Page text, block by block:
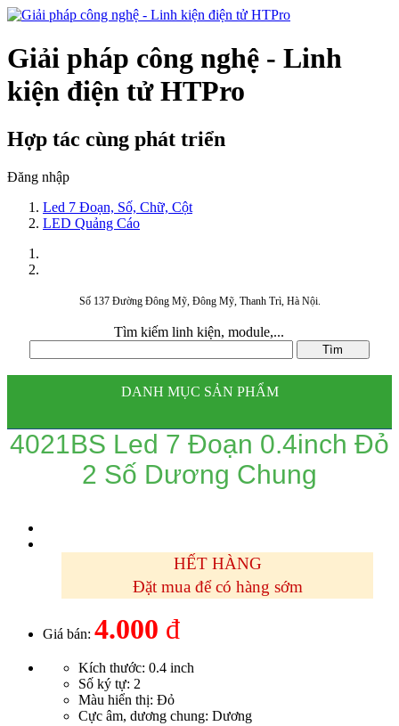
Giải pháp công nghệ - Linh
kiện điện tử HTPro
Hợp tác cùng phát triển
Đăng nhập
Led 7 Đoạn, Số, Chữ, Cột
LED Quảng Cáo
Số 137 Đường Đông Mỹ, Đông Mỹ, Thanh Trì, Hà Nội.
Tìm kiếm linh kiện, module,...
DANH MỤC SẢN PHẨM
4021BS Led 7 Đoạn 0.4inch Đỏ
2 Số Dương Chung
HẾT HÀNG
Đặt mua để có hàng sớm
Giá bán: 4.000 đ
Kích thước: 0.4 inch
Số ký tự: 2
Màu hiển thị: Đỏ
Cực âm, dương chung: Dương